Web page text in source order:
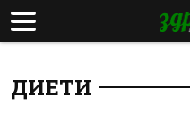
ДИЕТИ